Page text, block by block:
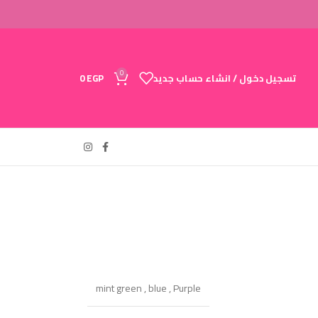
تسجيل دخول / انشاء حساب جديد 0
0EGP
mint green,blue,Purple